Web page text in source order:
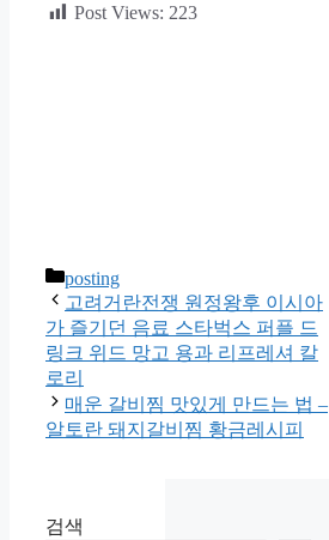
Post Views: 223
카
테
고
리
posting
고려거란전쟁 원정왕후 이시아
가 즐기던 음료 스타벅스 퍼플 드
링크 위드 망고 용과 리프레셔 칼
로리
매운 갈비찜 맛있게 만드는 법 –
알토란 돼지갈비찜 황금레시피
검색